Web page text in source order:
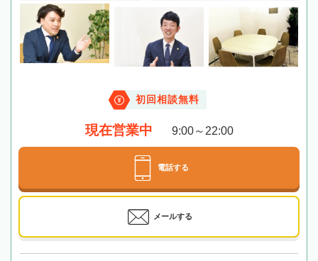
初回相談無料
現在営業中 9:00～22:00
電話する
メールする